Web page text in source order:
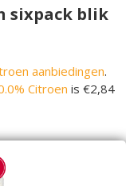
sixpack blik
aanbiedingen.
Citroen is €2,84